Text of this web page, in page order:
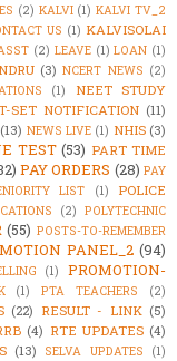
(2) KALVI (1) KALVI TV_2
US (1) KALVISOLAI
(2) LEAVE (1) LOAN (1)
(3) NCERT NEWS (2)
(1)
NEET STUDY
SET NOTIFICATION (11)
(13) NEWS LIVE (1) NHIS (3)
TEST (53) PART TIME
PAY ORDERS (28) PAY
LIST (1)
POLICE
(2) POLYTECHNIC
(55) POSTS-TO-REMEMBER
PANEL_2 (94)
(1)
PROMOTION-
(1) PTA TEACHERS
(2)
(22) RESULT - LINK (5)
(4) RTE UPDATES (4)
(13) SELVA UPDATES
(1)